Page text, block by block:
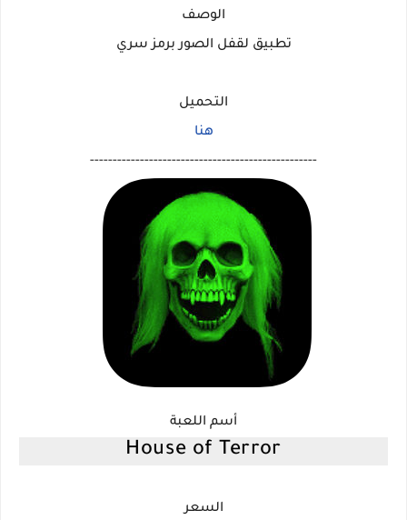
الوصف
تطبيق لقفل الصور برمز سري
التحميل
هنا
--------------------------------------------------
أسم اللعبة
House of Terror
السعر